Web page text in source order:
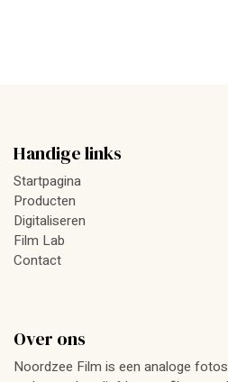
Handige links
Startpagina
Producten
Digitaliseren
Film Lab
Contact
Over ons
Noordzee Film is een analoge